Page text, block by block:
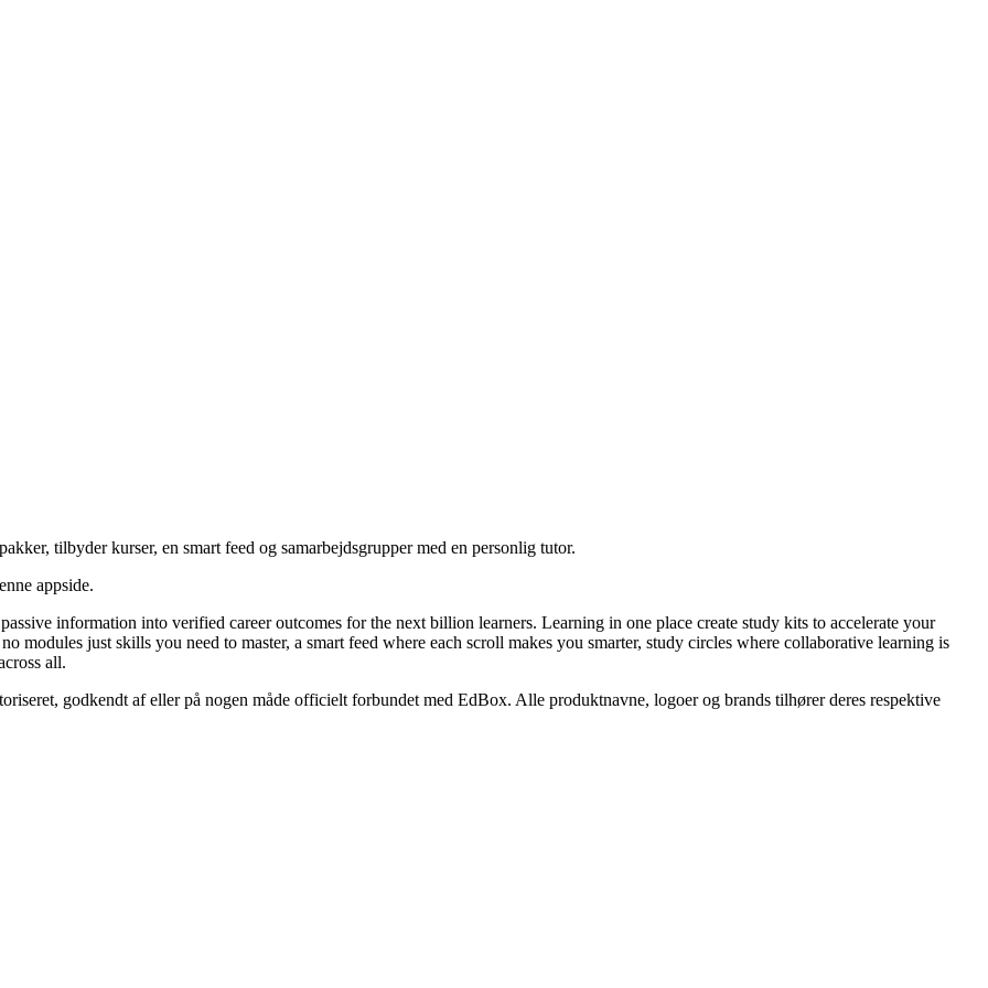
tilbyder kurser, en smart feed og samarbejdsgrupper med en personlig tutor.
appside.
information into verified career outcomes for the next billion learners. Learning in one place create study kits to accelerate your
just skills you need to master, a smart feed where each scroll makes you smarter, study circles where collaborative learning is
all.
godkendt af eller på nogen måde officielt forbundet med EdBox. Alle produktnavne, logoer og brands tilhører deres respektive